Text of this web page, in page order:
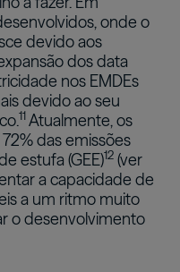
onde o
devido aos
dos data
nos EMDEs
devido ao seu
11Atualmente, os
das emissões
estufa (GEE)12 (ver
a capacidade de
a um ritmo muito
o desenvolvimento